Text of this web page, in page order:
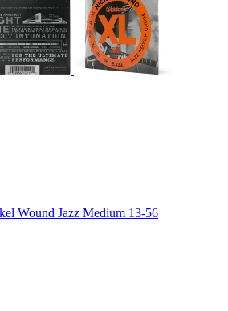
Wound Jazz Medium 13-56